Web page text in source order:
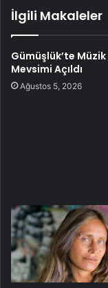
İlgili Makaleler
Gümüşlük’te Müzik
Mevsimi Açıldı
Ağustos 5, 2026